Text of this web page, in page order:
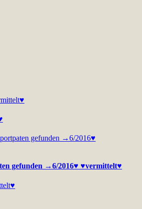
gefunden →6/2016♥ ♥vermittelt♥